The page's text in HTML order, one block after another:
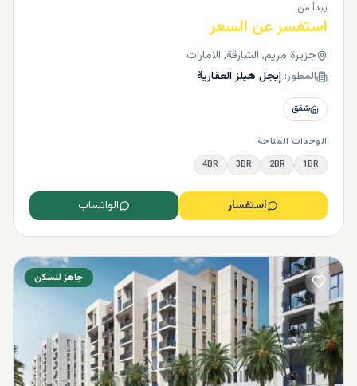
يبدأ من
استفسر عن السعر
جزيرة مريم, الشارقة, الامارات
المطور: إيجل هيلز العقارية
شقق
الوحدات المتاحة
1BR
2BR
3BR
4BR
استفسار الواتساب
جاهز للسكن